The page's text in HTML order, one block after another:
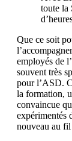
toute la
Que ce soit
employés de
souvent très
pour l’ASD.
la formation,
convaincue
expérimentés
nouveau au fil